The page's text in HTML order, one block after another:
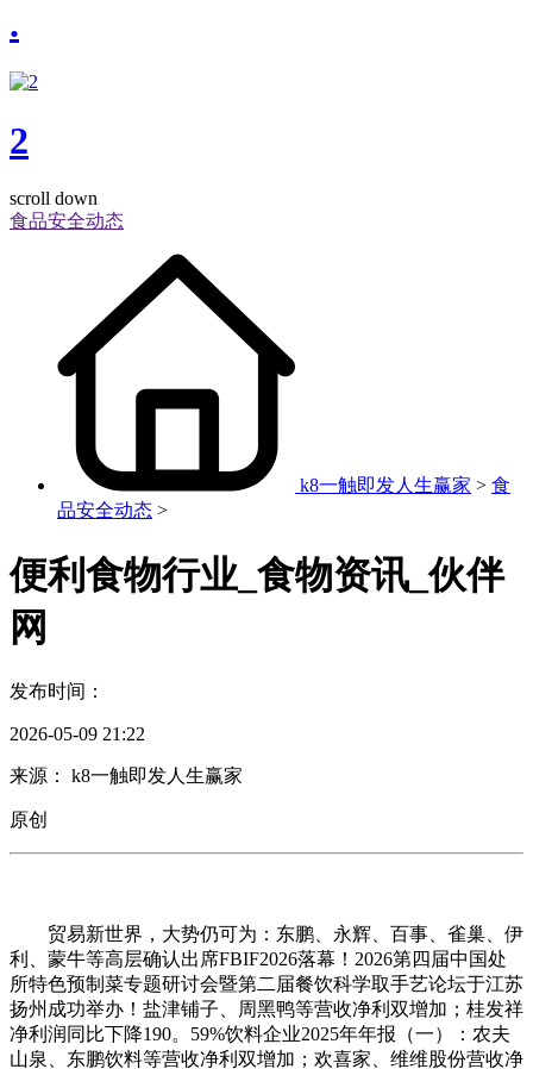
.
2
scroll down
食品安全动态
k8一触即发人生赢家 > 食
品安全动态 >
便利食物行业_食物资讯_伙伴
网
发布时间：
2026-05-09 21:22
来源： k8一触即发人生赢家
原创
贸易新世界，大势仍可为：东鹏、永辉、百事、雀巢、伊
利、蒙牛等高层确认出席FBIF2026落幕！2026第四届中国处
所特色预制菜专题研讨会暨第二届餐饮科学取手艺论坛于江苏
扬州成功举办！盐津铺子、周黑鸭等营收净利双增加；桂发祥
净利润同比下降190。59%饮料企业2025年年报（一）：农夫
山泉、东鹏饮料等营收净利双增加；欢喜家、维维股份营收净